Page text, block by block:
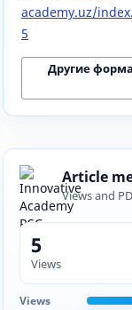
academy.uz/
5
Другие
Article
Views and
5
Views
Views